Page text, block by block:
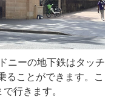
ニーの地下鉄はタッチ
ることができます。こ
行きます。